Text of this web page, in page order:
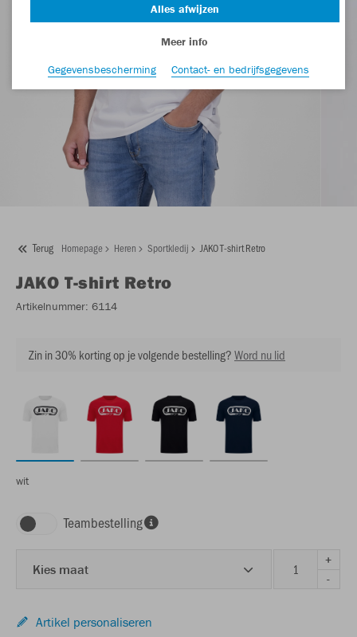
Terug Homepage Heren Sportkledij JAKO T-shirt Retro
JAKO T-shirt Retro
Artikelnummer: 6114
Zin in 30% korting op je volgende bestelling?Word nu lid
wit
Teambestelling
Kies maat
+
-
Artikel personaliseren
Alles afwijzen
Meer info
Gegevensbescherming
Contact- en bedrijfsgegevens